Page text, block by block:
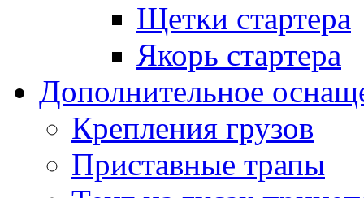
Щетки стартера
Якорь стартера
Дополнительное
Крепления грузов
Приставные трапы